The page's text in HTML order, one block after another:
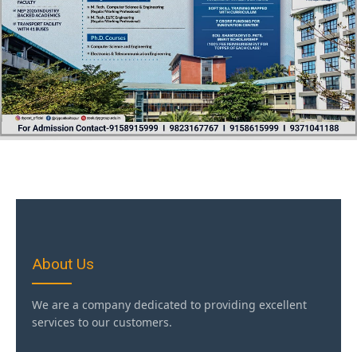
About Us
We are a company dedicated to providing excellent
services to our customers.